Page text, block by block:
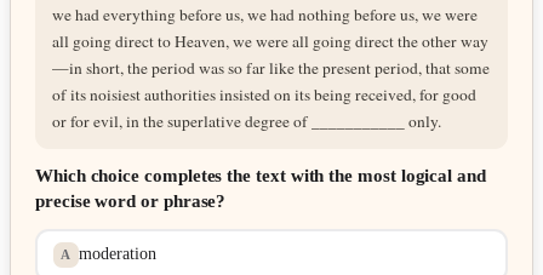
we had everything before us, we had nothing before us, we were
all going direct to Heaven, we were all going direct the other way
—in short, the period was so far like the present period, that some
of its noisiest authorities insisted on its being received, for good
or for evil, in the superlative degree of ___________ only.
Which choice completes the text with the most logical and
precise word or phrase?
A moderation